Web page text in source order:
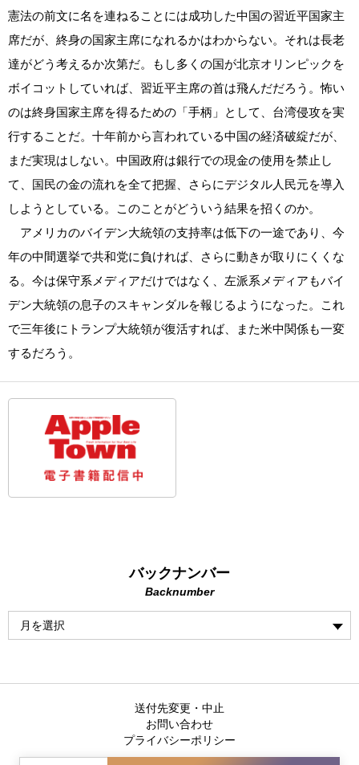
憲法の前文に名を連ねることには成功した中国の習近平国家主
席だが、終身の国家主席になれるかはわからない。それは長老
達がどう考えるか次第だ。もし多くの国が北京オリンピックを
ボイコットしていれば、習近平主席の首は飛んだだろう。怖い
のは終身国家主席を得るための「手柄」として、台湾侵攻を実
行することだ。十年前から言われている中国の経済破綻だが、
まだ実現はしない。中国政府は銀行での現金の使用を禁止し
て、国民の金の流れを全て把握、さらにデジタル人民元を導入
しようとしている。このことがどういう結果を招くのか。
アメリカのバイデン大統領の支持率は低下の一途であり、今
年の中間選挙で共和党に負ければ、さらに動きが取りにくくな
る。今は保守系メディアだけではなく、左派系メディアもバイ
デン大統領の息子のスキャンダルを報じるようになった。これ
で三年後にトランプ大統領が復活すれば、また米中関係も一変
するだろう。
バックナンバー
Backnumber
送付先変更・中止
お問い合わせ
プライバシーポリシー